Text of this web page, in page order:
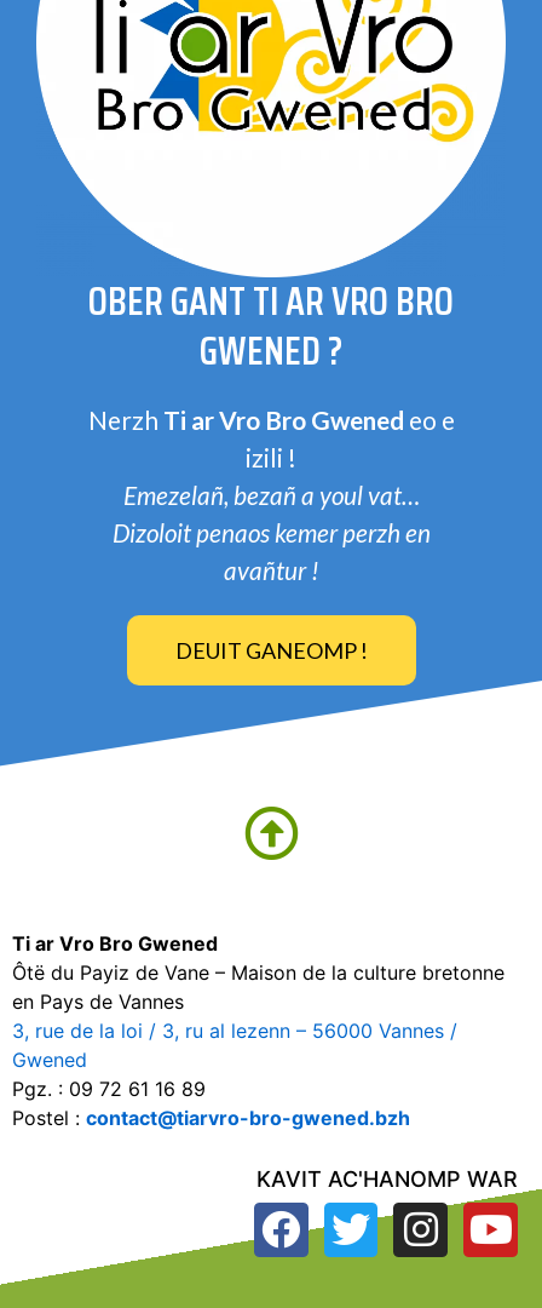
OBER GANT TI AR VRO BRO
GWENED ?
Nerzh Ti ar Vro Bro Gwened eo e
izili !
Emezelañ, bezañ a youl vat…
Dizoloit penaos kemer perzh en
avañtur !
DEUIT GANEOMP !
Ti ar Vro Bro Gwened
Ôtë du Payiz de Vane – Maison de la culture bretonne
en Pays de Vannes
3, rue de la loi / 3, ru al lezenn – 56000 Vannes /
Gwened
Pgz. : 09 72 61 16 89
Postel : contact@tiarvro-bro-gwened.bzh
KAVIT AC'HANOMP WAR